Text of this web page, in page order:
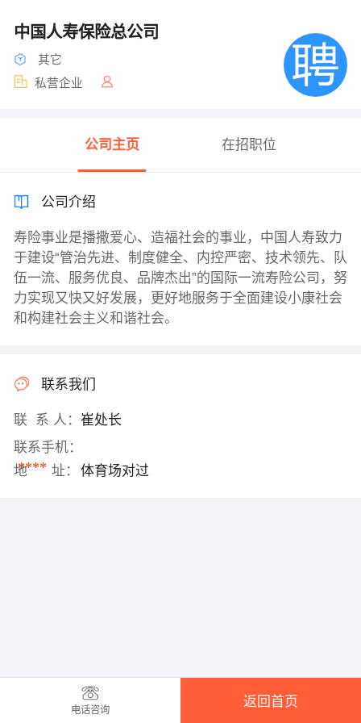
中国人寿保险总公司
其它
私营企业
公司主页 在招职位
公司介绍
寿险事业是播撒爱心、造福社会的事业，中国人寿致力
于建设“管治先进、制度健全、内控严密、技术领先、队
伍一流、服务优良、品牌杰出”的国际一流寿险公司，努
力实现又快又好发展，更好地服务于全面建设小康社会
和构建社会主义和谐社会。
联系我们
联 系 人： 崔处长
联系手机：
****
地 址： 体育场对过
电话咨询
返回首页